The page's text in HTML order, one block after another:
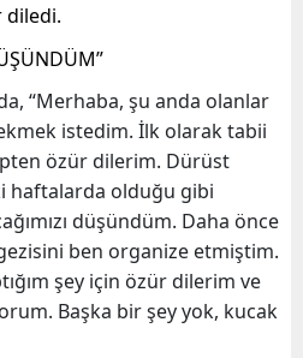
diledi.
“Merhaba, şu anda olanlar
istedim. İlk olarak tabii
özür dilerim. Dürüst
haftalarda olduğu gibi
düşündüm. Daha önce
ben organize etmiştim.
şey için özür dilerim ve
Başka bir şey yok, kucak